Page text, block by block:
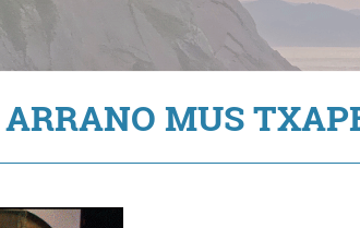
ARRANO MUS